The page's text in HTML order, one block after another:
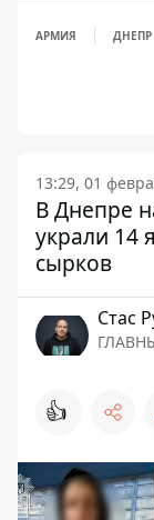
АРМИЯ ДНЕПР
13:29, 01
В Днепре
украли 14
сырков
Стаc
👍